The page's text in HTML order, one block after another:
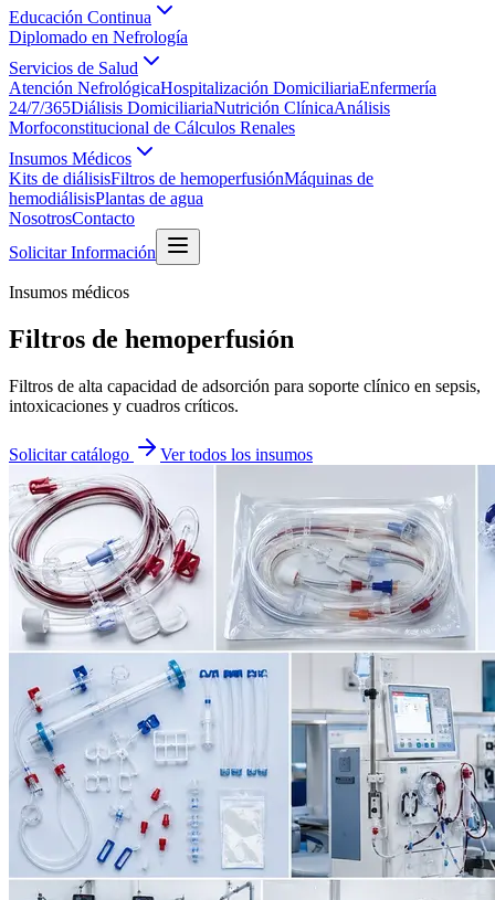
Educación Continua
Diplomado en Nefrología
Servicios de Salud
Atención NefrológicaHospitalización DomiciliariaEnfermería
24/7/365Diálisis DomiciliariaNutrición ClínicaAnálisis
Morfoconstitucional de Cálculos Renales
Insumos Médicos
Kits de diálisisFiltros de hemoperfusiónMáquinas de
hemodiálisisPlantas de agua
NosotrosContacto
Solicitar Información
Insumos médicos
Filtros de hemoperfusión
Filtros de alta capacidad de adsorción para soporte clínico en sepsis,
intoxicaciones y cuadros críticos.
Solicitar catálogo Ver todos los insumos